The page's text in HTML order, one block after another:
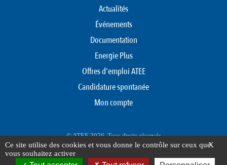
Actualités
Événements
Documentation
Energie Plus
Offres d'emploi ATEE
Candidature spontanée
Mon compte
© ATEE 2026. Tous droits réservés
Protection des données personnelles Plan du site
X
Ce site utilise des cookies et vous donne le contrôle sur ceux que
vous souhaitez activer